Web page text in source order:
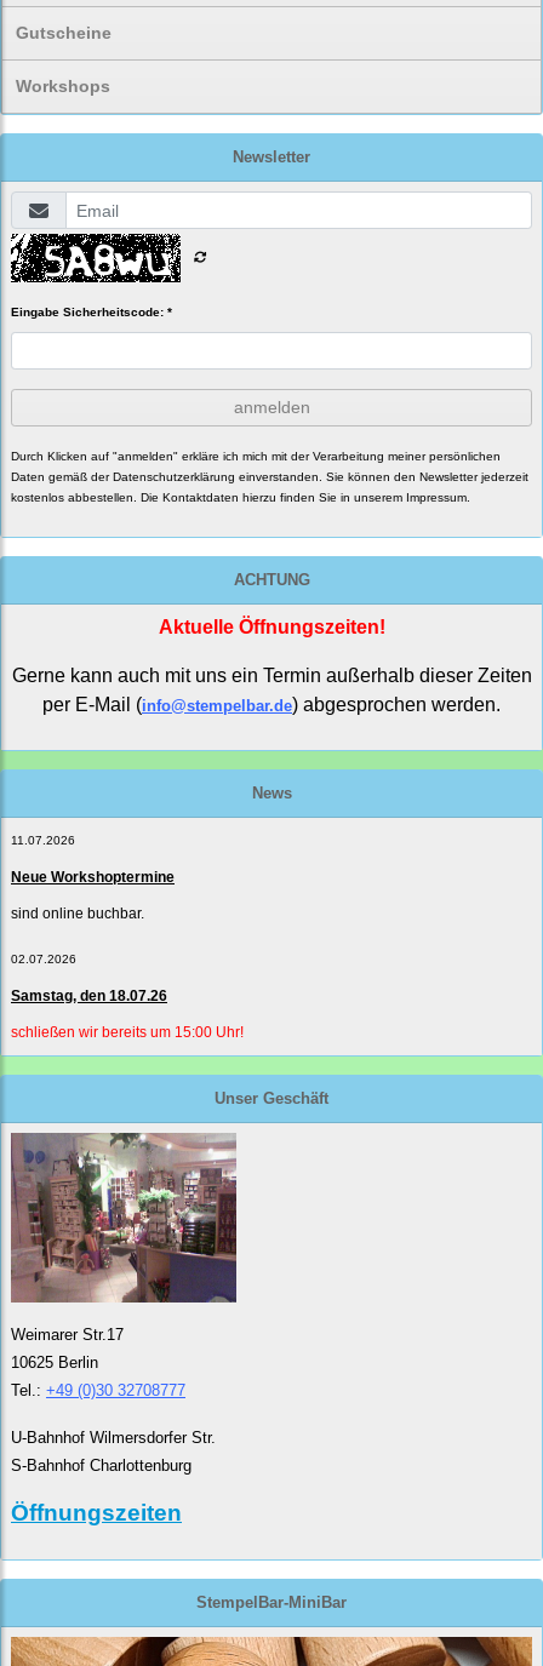
Gutscheine
Workshops
Newsletter
Eingabe Sicherheitscode: *
anmelden
Durch Klicken auf "anmelden" erkläre ich mich mit der Verarbeitung meiner persönlichen
Daten gemäß der Datenschutzerklärung einverstanden. Sie können den Newsletter jederzeit
kostenlos abbestellen. Die Kontaktdaten hierzu finden Sie in unserem Impressum.
ACHTUNG
Aktuelle Öffnungszeiten!
Gerne kann auch mit uns ein Termin außerhalb dieser Zeiten
per E-Mail (info@stempelbar.de) abgesprochen werden.
News
11.07.2026
Neue Workshoptermine
sind online buchbar.
02.07.2026
Samstag, den 18.07.26
schließen wir bereits um 15:00 Uhr!
Unser Geschäft
Weimarer Str.17
10625 Berlin
Tel.: +49 (0)30 32708777
U-Bahnhof Wilmersdorfer Str.
S-Bahnhof Charlottenburg
Öffnungszeiten
StempelBar-MiniBar